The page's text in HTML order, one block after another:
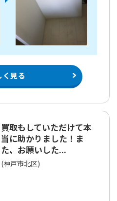
く見る
買取もしていただけて本
当に助かりました！ま
た、お願いした...
(神戸市北区)